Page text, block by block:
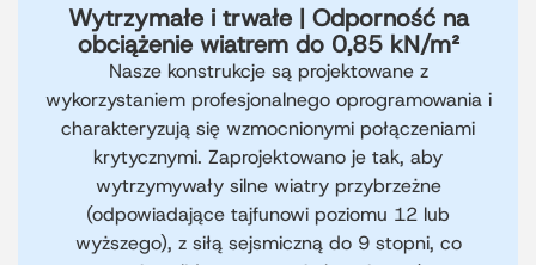
Wytrzymałe i trwałe | Odporność na
obciążenie wiatrem do 0,85 kN/m²
Nasze konstrukcje są projektowane z
wykorzystaniem profesjonalnego oprogramowania i
charakteryzują się wzmocnionymi połączeniami
krytycznymi. Zaprojektowano je tak, aby
wytrzymywały silne wiatry przybrzeżne
(odpowiadające tajfunowi poziomu 12 lub
wyższego), z siłą sejsmiczną do 9 stopni, co